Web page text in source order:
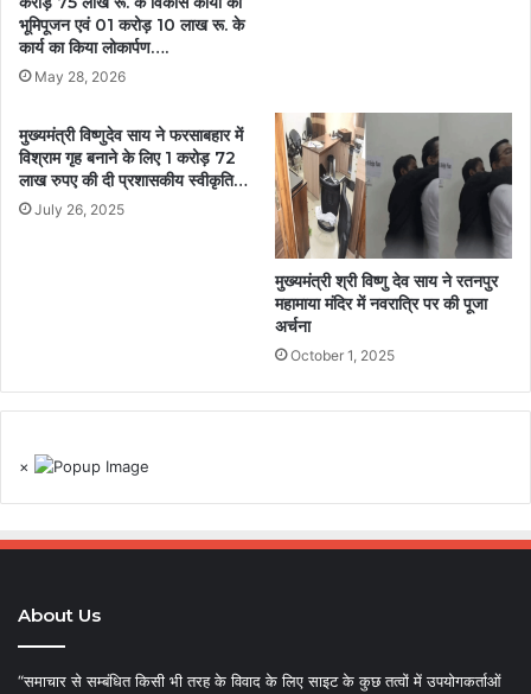
भूमिपूजन एवं 01 करोड़ 10 लाख रू. के
कार्य का किया लोकार्पण….
May 28, 2026
मुख्यमंत्री विष्णुदेव साय ने फरसाबहार में
विश्राम गृह बनाने के लिए 1 करोड़ 72
लाख रुपए की दी प्रशासकीय स्वीकृति…
July 26, 2025
मुख्यमंत्री श्री विष्णु देव साय ने रतनपुर
महामाया मंदिर में नवरात्रि पर की पूजा
अर्चना
October 1, 2025
×
About Us
“समाचार से सम्बंधित किसी भी तरह के विवाद के लिए साइट के कुछ तत्वों में उपयोगकर्ताओं